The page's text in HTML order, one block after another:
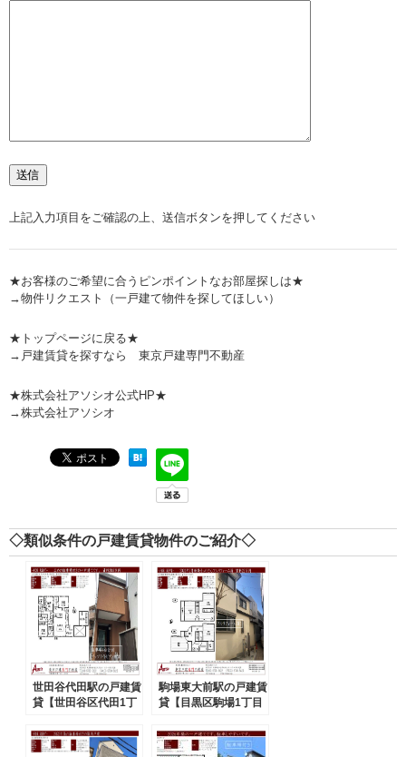
上記入力項目をご確認の上、送信ボタンを押してください
★お客様のご希望に合うピンポイントなお部屋探しは★
→物件リクエスト（一戸建て物件を探してほしい）
★トップページに戻る★
→ 戸建賃貸を探すなら 東京戸建専門不動産
★株式会社アソシオ公式HP★
→株式会社アソシオ
◇類似条件の戸建賃貸物件のご紹介◇
世田谷代田駅の戸建賃
貸【世田谷区代田1丁
LDK VR賃貸（入居者
募集中）
駒場東大前駅の戸建賃
貸【目黒区駒場1丁目
R賃貸 （入居者募集
中）